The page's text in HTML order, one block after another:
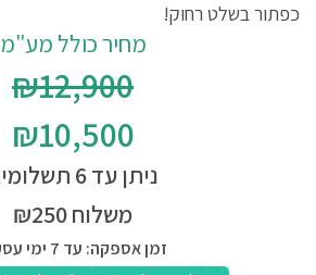
כפתור בשלט רחוק!
מחיר כולל מע"מ
₪12,900
₪10,500
ניתן עד 6 תשלומים
משלוח ₪250
זמן אספקה: עד 7 ימי עסקים